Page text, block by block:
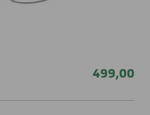
499,00